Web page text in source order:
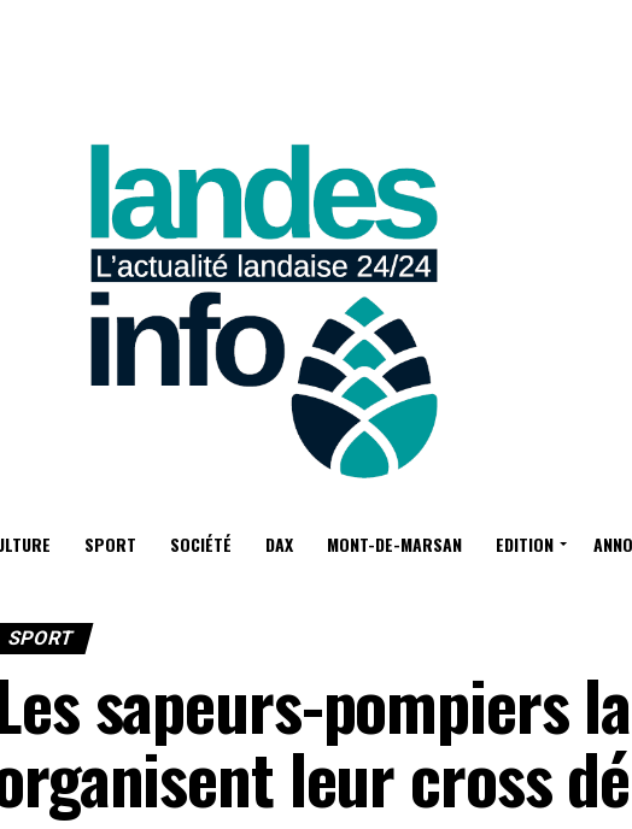
SPORT SOCIÉTÉ DAX MONT-DE-MARSAN EDITION
SPORT
sapeurs-pompiers
leur cross